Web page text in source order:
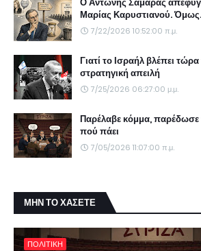
Ο Αντώνης Σαμαράς
Μαρίας Καρυστιανού.
7/22/2026 10:52:00 π.μ.
Γιατί το Ισραήλ βλέπει
στρατηγική απειλή
7/25/2026 06:27:00 μ.μ.
Παρέλαβε κόμμα, παρέδωσε
πού πάει
7/05/2026 11:07:00 π.μ.
ΜΗΝ ΤΟ ΧΑΣΕΤΕ
ΠΟΛΙΤΙΚΗ